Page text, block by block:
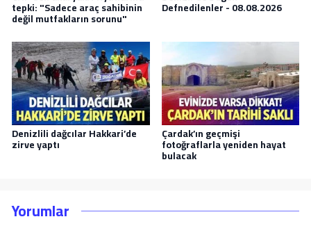
tepki: "Sadece araç sahibinin
değil mutfakların sorunu"
Defnedilenler - 08.08.2026
Denizlili dağcılar Hakkari’de
zirve yaptı
Çardak’ın geçmişi
fotoğraflarla yeniden hayat
bulacak
Yorumlar